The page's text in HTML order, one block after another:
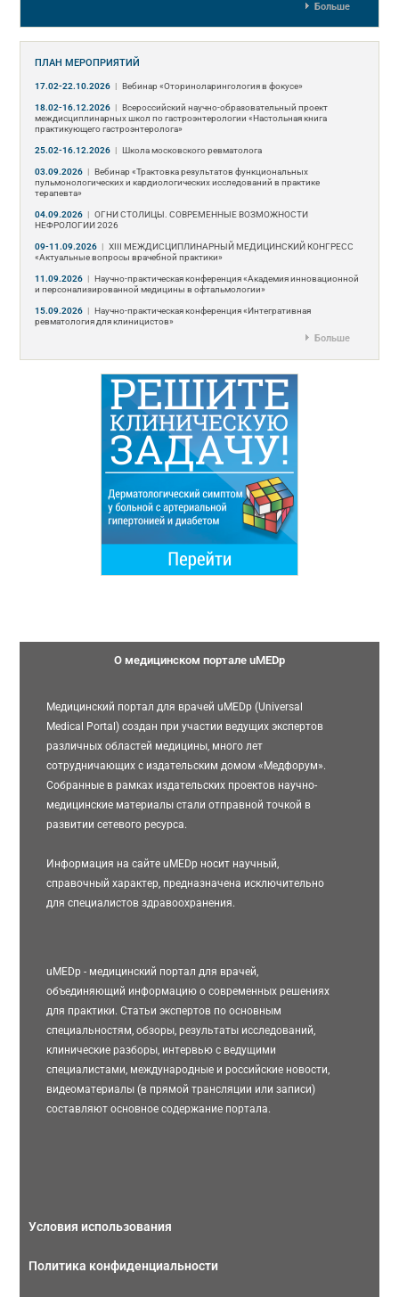
Больше
ПЛАН МЕРОПРИЯТИЙ
17.02-22.10.2026 | Вебинар «Оториноларингология в фокусе»
18.02-16.12.2026 | Всероссийский научно-образовательный проект
междисциплинарных школ по гастроэнтерологии «Настольная книга
практикующего гастроэнтеролога»
25.02-16.12.2026 | Школа московского ревматолога
03.09.2026 | Вебинар «Трактовка результатов функциональных
пульмонологических и кардиологических исследований в практике
терапевта»
04.09.2026 | ОГНИ СТОЛИЦЫ. СОВРЕМЕННЫЕ ВОЗМОЖНОСТИ
НЕФРОЛОГИИ 2026
09-11.09.2026 | ХIII МЕЖДИСЦИПЛИНАРНЫЙ МЕДИЦИНСКИЙ КОНГРЕСС
«Актуальные вопросы врачебной практики»
11.09.2026 | Научно-практическая конференция «Академия инновационной
и персонализированной медицины в офтальмологии»
15.09.2026 | Научно-практическая конференция «Интегративная
ревматология для клиницистов»
Больше
О медицинском портале uMEDp
Медицинский портал для врачей uMEDp (Universal
Medical Portal) создан при участии ведущих экспертов
различных областей медицины, много лет
сотрудничающих с издательским домом «Медфорум».
Собранные в рамках издательских проектов научно-
медицинские материалы стали отправной точкой в
развитии сетевого ресурса.
Информация на сайте uMEDp носит научный,
справочный характер, предназначена исключительно
для специалистов здравоохранения.
uMEDp - медицинский портал для врачей,
объединяющий информацию о современных решениях
для практики. Статьи экспертов по основным
специальностям, обзоры, результаты исследований,
клинические разборы, интервью с ведущими
специалистами, международные и российские новости,
видеоматериалы (в прямой трансляции или записи)
составляют основное содержание портала.
Условия использования
Политика конфиденциальности